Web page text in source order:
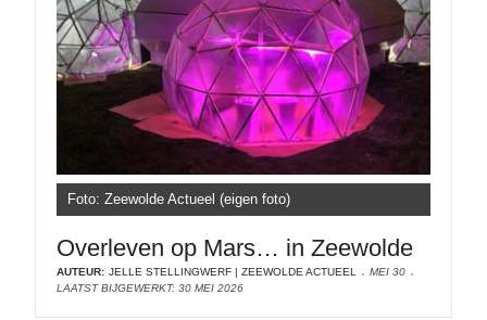
Foto: Zeewolde Actueel (eigen foto)
Overleven op Mars… in Zeewolde
AUTEUR: JELLE STELLINGWERF | ZEEWOLDE ACTUEEL
MEI 30
LAATST BIJGEWERKT: 30 MEI 2026